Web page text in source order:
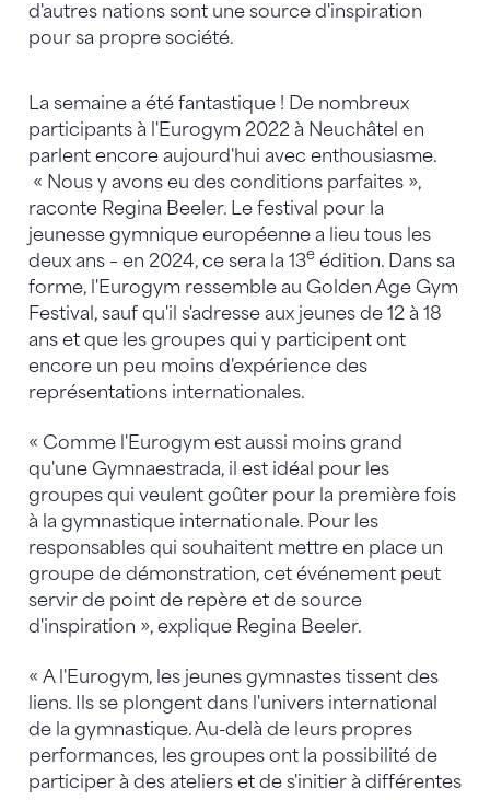
d'autres nations sont une source d'inspiration
pour sa propre société.
La semaine a été fantastique ! De nombreux
participants à l'Eurogym 2022 à Neuchâtel en
parlent encore aujourd'hui avec enthousiasme.
« Nous y avons eu des conditions parfaites »,
raconte Regina Beeler. Le festival pour la
jeunesse gymnique européenne a lieu tous les
deux ans – en 2024, ce sera la 13e édition. Dans sa
forme, l'Eurogym ressemble au Golden Age Gym
Festival, sauf qu'il s'adresse aux jeunes de 12 à 18
ans et que les groupes qui y participent ont
encore un peu moins d'expérience des
représentations internationales.
« Comme l'Eurogym est aussi moins grand
qu'une Gymnaestrada, il est idéal pour les
groupes qui veulent goûter pour la première fois
à la gymnastique internationale. Pour les
responsables qui souhaitent mettre en place un
groupe de démonstration, cet événement peut
servir de point de repère et de source
d'inspiration », explique Regina Beeler.
« A l'Eurogym, les jeunes gymnastes tissent des
liens. Ils se plongent dans l'univers international
de la gymnastique. Au-delà de leurs propres
performances, les groupes ont la possibilité de
participer à des ateliers et de s'initier à différentes